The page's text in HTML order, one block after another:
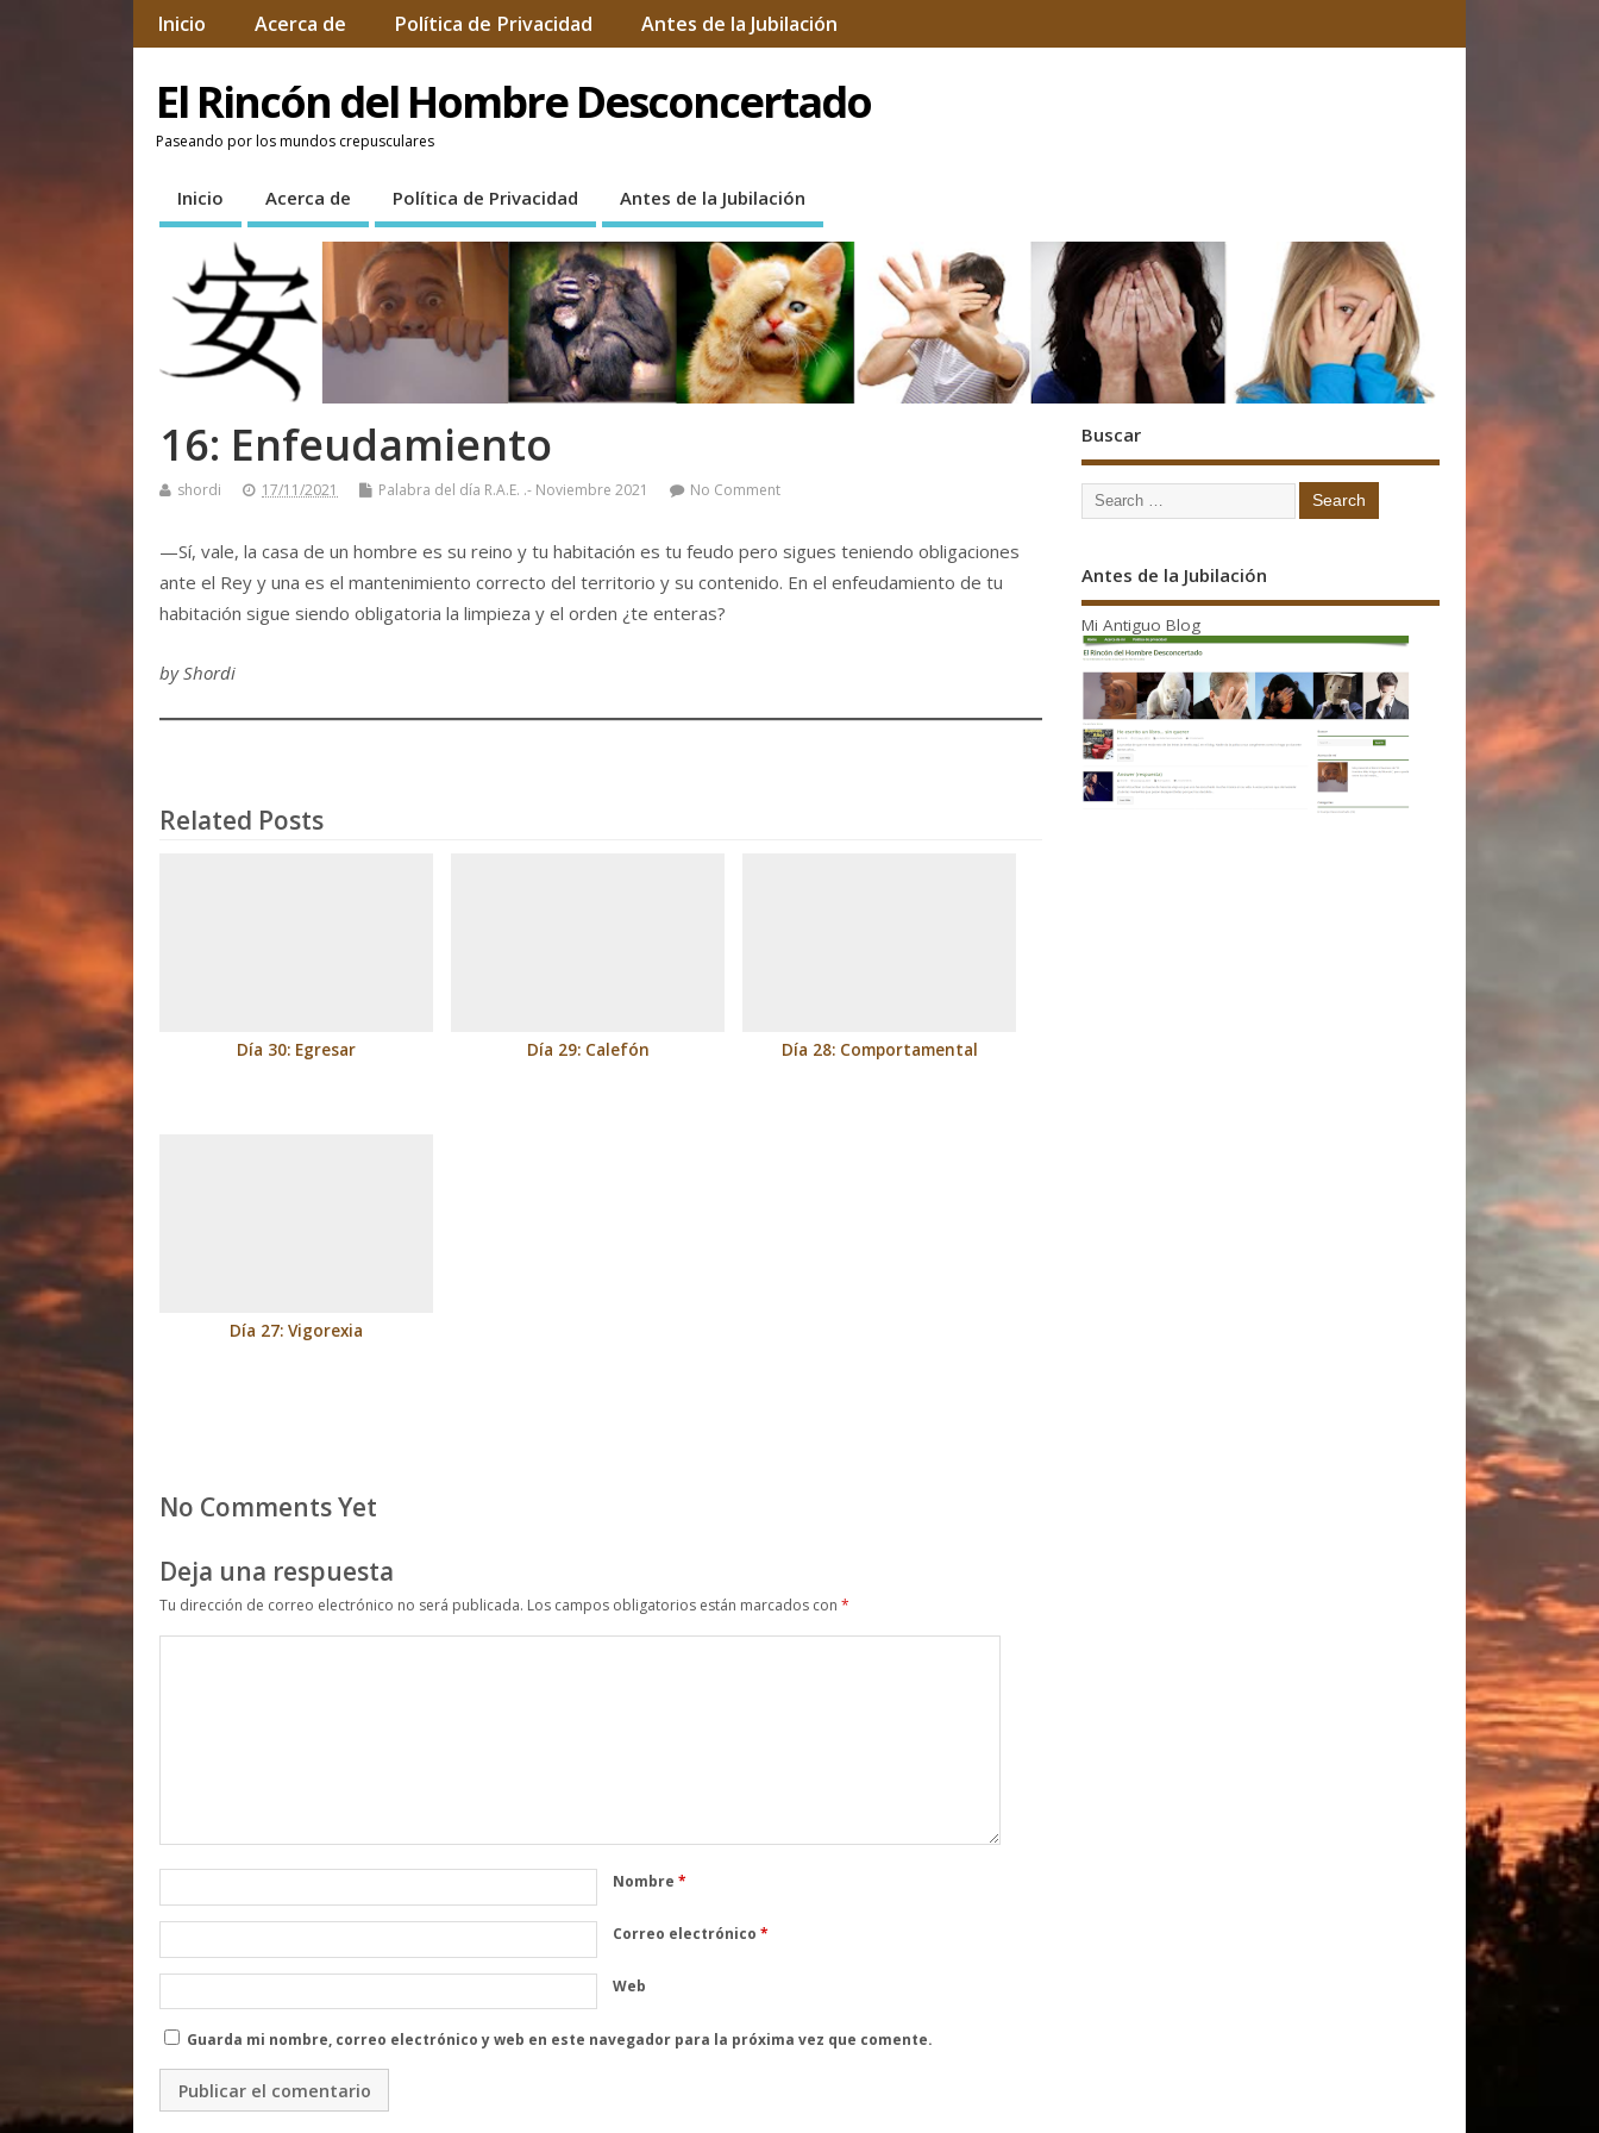
Inicio Acerca de Política de Privacidad Antes de la Jubilación
El Rincón del Hombre Desconcertado
Paseando por los mundos crepusculares
Inicio Acerca de Política de Privacidad Antes de la Jubilación
16: Enfeudamiento
shordi 17/11/2021 Palabra del día R.A.E. .- Noviembre 2021 No Comment
—Sí, vale, la casa de un hombre es su reino y tu habitación es tu feudo pero sigues teniendo obligaciones
ante el Rey y una es el mantenimiento correcto del territorio y su contenido. En el enfeudamiento de tu
habitación sigue siendo obligatoria la limpieza y el orden ¿te enteras?
by Shordi
Related Posts
Día 30: Egresar Día 29: Calefón Día 28: Comportamental
Día 27: Vigorexia
No Comments Yet
Deja una respuesta
Tu dirección de correo electrónico no será publicada. Los campos obligatorios están marcados con*
Nombre*
Correo electrónico*
Web
Guarda mi nombre, correo electrónico y web en este navegador para la próxima vez que comente.
Buscar
Antes de la Jubilación
Mi Antiguo Blog